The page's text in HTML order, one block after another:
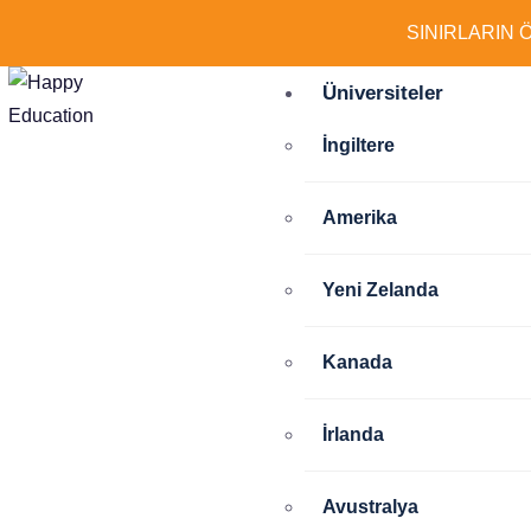
SINIRLARIN
Üniversiteler
İngiltere
Amerika
Yeni Zelanda
Kanada
İrlanda
Avustralya